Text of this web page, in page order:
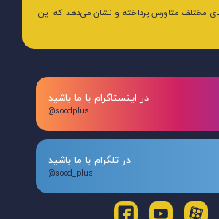
مختلف متاورس پرداخته و نشان می‌دهد که این
در اینستاگرام با ما باشید
@soodplus
در تلگرام با ما باشید
@sood_plus